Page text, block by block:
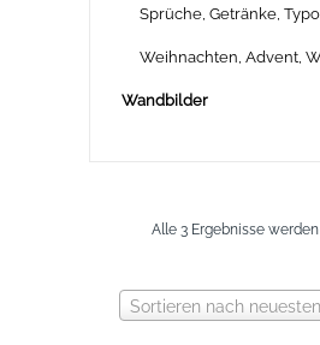
Sprüche, Getränke,
Weihnachten, Advent,
Wandbilder
Alle 3 Ergebnisse
Sortieren nach neuesten